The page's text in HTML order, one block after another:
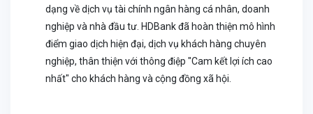
dạng về dịch vụ tài chính ngân hàng cá nhân, doanh
nghiệp và nhà đầu tư. HDBank đã hoàn thiện mô hình
điểm giao dịch hiện đại, dịch vụ khách hàng chuyên
nghiệp, thân thiện với thông điệp "Cam kết lợi ích cao
nhất" cho khách hàng và cộng đồng xã hội.